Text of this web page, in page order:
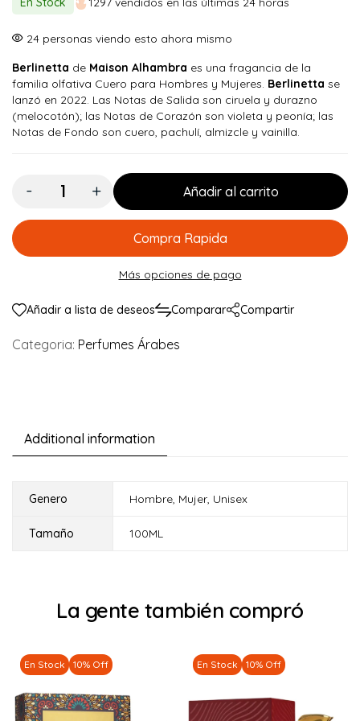
era:
$ 150.000.
es:
$ 134.900.
5personas viendo esto ahora mismo
Berlinetta de Maison Alhambra es una fragancia de la
familia olfativa Cuero para Hombres y Mujeres. Berlinetta se
lanzó en 2022. Las Notas de Salida son ciruela y durazno
(melocotón); las Notas de Corazón son violeta y peonía; las
Notas de Fondo son cuero, pachulí, almizcle y vainilla.
Cantidad:
Añadir al carrito
Compra Rapida
Más opciones de pago
Añadir a lista de deseos Comparar Compartir
Categoria: Perfumes Árabes
Additional information
Genero Hombre Mujer Unisex
Tamaño 100ML
La gente también compró
En Stock 10% Off En Stock 10% Off